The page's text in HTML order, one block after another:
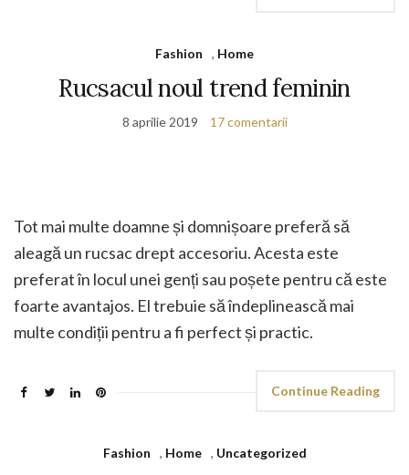
Fashion , Home
Rucsacul noul trend feminin
8 aprilie 2019 17 comentarii
Tot mai multe doamne și domnișoare preferă să
aleagă un rucsac drept accesoriu. Acesta este
preferat în locul unei genți sau poșete pentru că este
foarte avantajos. El trebuie să îndeplinească mai
multe condiții pentru a fi perfect și practic.
Continue Reading
Fashion , Home , Uncategorized